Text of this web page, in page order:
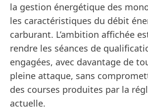
la gestion énergétique des
les caractéristiques du débit
carburant. L’ambition affichée
rendre les séances de
engagées, avec davantage de
pleine attaque, sans
des courses produites par la
actuelle.